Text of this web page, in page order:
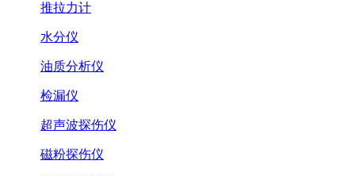
推拉力计
水分仪
油质分析仪
检漏仪
超声波探伤仪
磁粉探伤仪